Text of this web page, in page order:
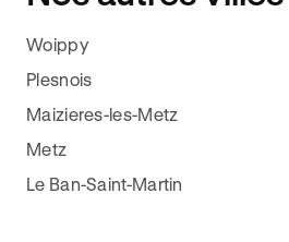
Woippy
Plesnois
Maizieres-les-Metz
Metz
Le Ban-Saint-Martin